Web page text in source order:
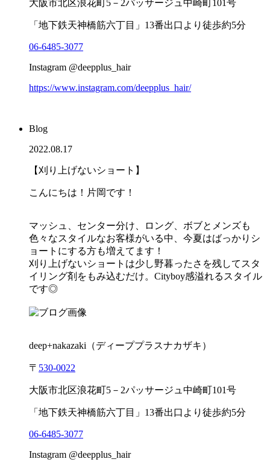
大阪市北区浪花町 5 － 2パッサージュ中崎町 101 号
「地下鉄天神橋筋六丁目」 13番出口より徒歩約5分
06-6485-3077
Instagram @deepplus_hair
https://www.instagram.com/deepplus_hair/
Blog
2022.08.17
【刈り上げないショート】
こんにちは！片岡です！
マッシュ、センター分け、ロング、ボブとメンズも
色々なスタイルなお客様がいる中、今夏はばっかりシ
ョートにする方も増えてます！
刈り上げないショートは少し野暮ったさを残してスタ
イリング剤をもみ込むだけ。Cityboy感溢れるスタイル
です◎
deep+nakazaki （ディーププラスナカザキ）
〒 530-0022
大阪市北区浪花町5 － 2パッサージュ中崎町101号
「地下鉄天神橋筋六丁目」 13番出口より徒歩約5分
06-6485-3077
Instagram @deepplus_hair